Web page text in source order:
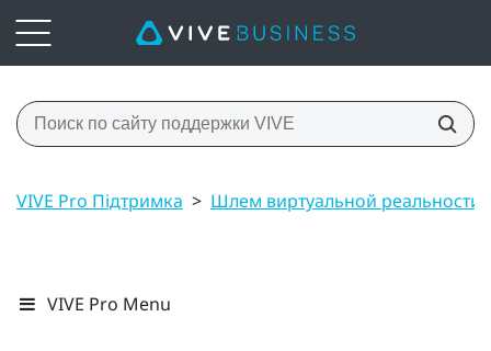
VIVE Pro Підтримка > Шлем виртуальной
VIVE Pro Menu